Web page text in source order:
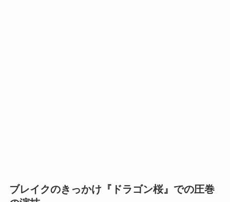
ブレイクのきっかけ『ドラゴン桜』での圧巻